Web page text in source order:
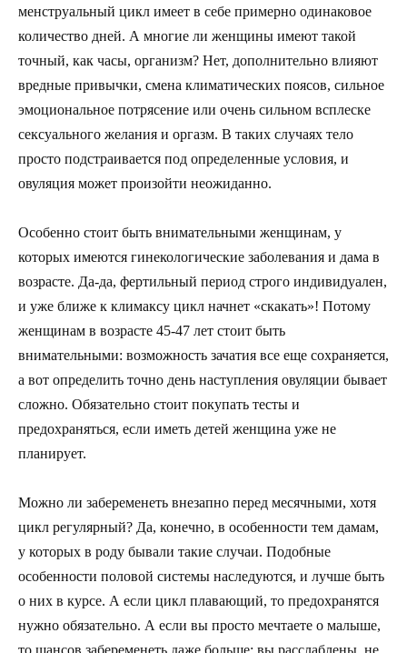
менструальный цикл имеет в себе примерно одинаковое
количество дней. А многие ли женщины имеют такой
точный, как часы, организм? Нет, дополнительно влияют
вредные привычки, смена климатических поясов, сильное
эмоциональное потрясение или очень сильном всплеске
сексуального желания и оргазм. В таких случаях тело
просто подстраивается под определенные условия, и
овуляция может произойти неожиданно.
Особенно стоит быть внимательными женщинам, у
которых имеются гинекологические заболевания и дама в
возрасте. Да-да, фертильный период строго индивидуален,
и уже ближе к климаксу цикл начнет «скакать»! Потому
женщинам в возрасте 45-47 лет стоит быть
внимательными: возможность зачатия все еще сохраняется,
а вот определить точно день наступления овуляции бывает
сложно. Обязательно стоит покупать тесты и
предохраняться, если иметь детей женщина уже не
планирует.
Можно ли забеременеть внезапно перед месячными, хотя
цикл регулярный? Да, конечно, в особенности тем дамам,
у которых в роду бывали такие случаи. Подобные
особенности половой системы наследуются, и лучше быть
о них в курсе. А если цикл плавающий, то предохранятся
нужно обязательно. А если вы просто мечтаете о малыше,
то шансов забеременеть даже больше: вы расслаблены, не